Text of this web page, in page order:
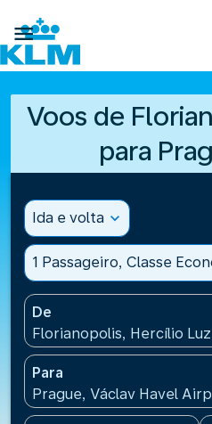

Voos de
para
Ida e volta expand_more
1 Passageiro, Classe
De
Florianopolis, Hercílio
Para
Prague, Václav Havel